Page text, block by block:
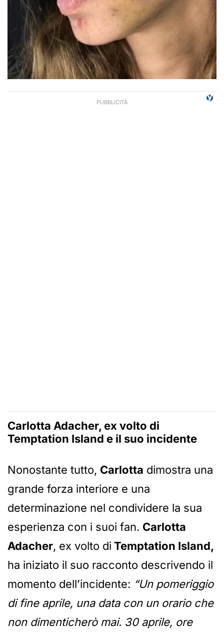
Carlotta Adacher, ex volto di
Temptation Island e il suo incidente
Nonostante tutto, Carlotta dimostra una
grande forza interiore e una
determinazione nel condividere la sua
esperienza con i suoi fan. Carlotta
Adacher, ex volto di Temptation Island,
ha iniziato il suo racconto descrivendo il
momento dell’incidente: “Un pomeriggio
di fine aprile, una data con un orario che
non dimenticherò mai. 30 aprile, ore